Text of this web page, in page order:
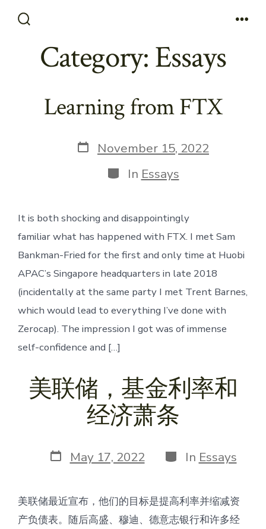
Toggle
Category:Essays
Learning from FTX
Post
date
November 15, 2022
Categories
In Essays
It is both shocking and disappointingly
familiar what has happened with FTX. I met Sam
Bankman-Fried for the first and only time at Huobi
APAC’s Singapore headquarters in late 2018
(incidentally at the same party I met Trent Barnes,
which would lead to everything I’ve done with
Zerocap). The impression I got was of immense
self-confidence and […]
美联储，基金利率和
经济萧条
Post
date
May 17, 2022 Categories
In Essays
美联储最近宣布，他们的目标是提高利率并缩减资
产负债表。随后高盛、穆迪、德意志银行和许多经